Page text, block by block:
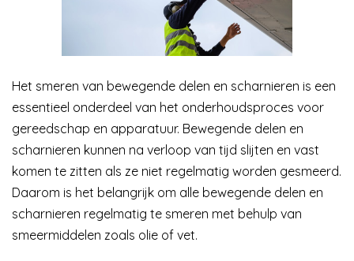
Het smeren van bewegende delen en scharnieren is een
essentieel onderdeel van het onderhoudsproces voor
gereedschap en apparatuur. Bewegende delen en
scharnieren kunnen na verloop van tijd slijten en vast
komen te zitten als ze niet regelmatig worden gesmeerd.
Daarom is het belangrijk om alle bewegende delen en
scharnieren regelmatig te smeren met behulp van
smeermiddelen zoals olie of vet.